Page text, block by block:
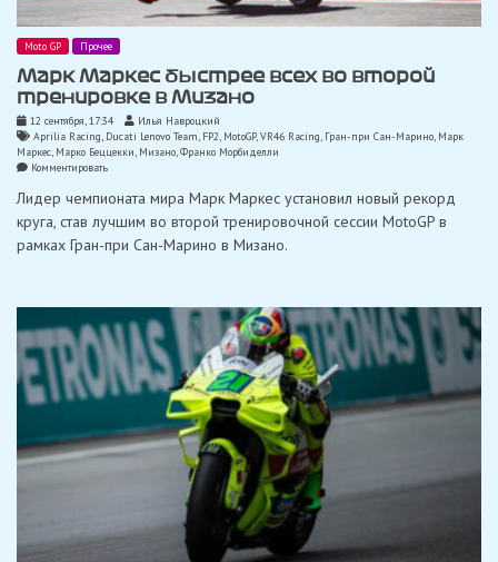
Moto GP Прочее
Марк Маркес быстрее всех во второй
тренировке в Мизано
12 сентября, 17:34
Илья Навроцкий
Aprilia Racing, Ducati Lenovo Team, FP2, MotoGP,VR46 Racing, Гран-при Сан-Марино, Марк
Маркес, Марко Беццекки, Мизано,Франко Морбиделли
Комментироватьon
Маркес
всех
во
Мизано
Лидер чемпионата мира Марк Маркес установил новый рекорд
круга, став лучшим во второй тренировочной сессии MotoGP в
рамках Гран-при Сан-Марино в Мизано.